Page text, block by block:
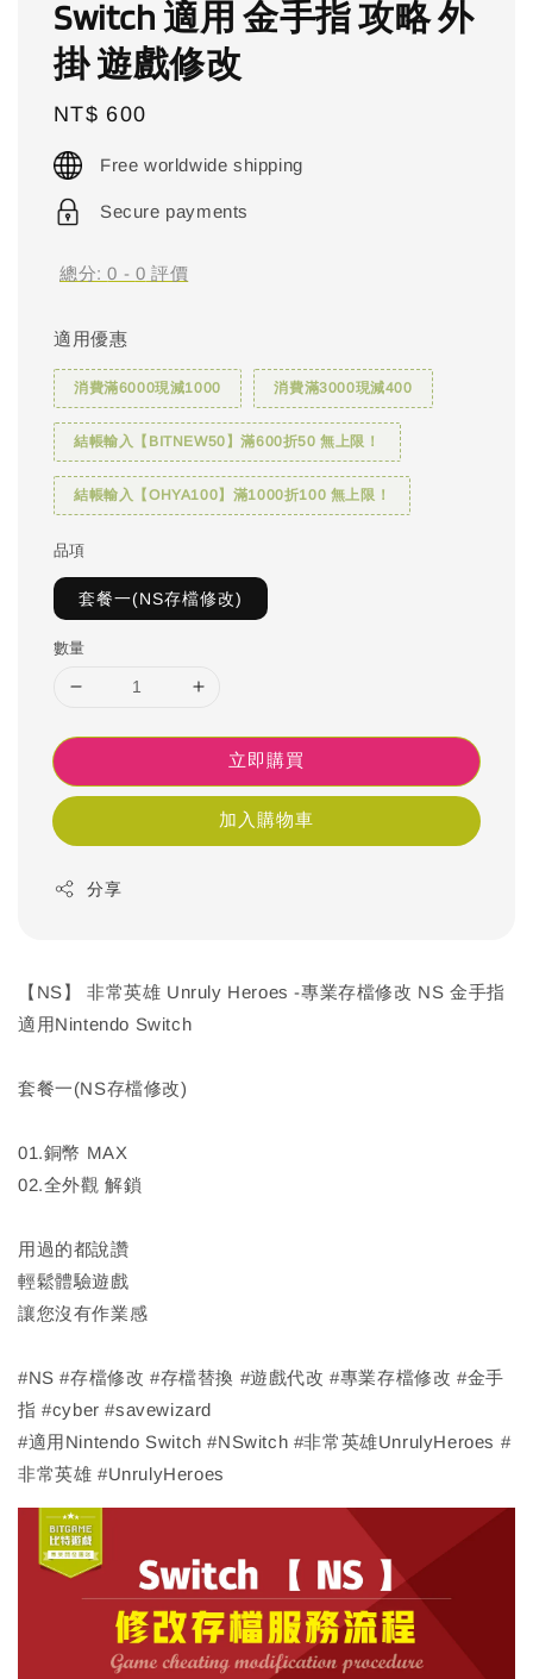
Switch 適用 金手指 攻略 外
掛 遊戲修改
Regular
price
NT$ 600
Free worldwide shipping
Secure payments
總分:0 - 0 評價
適用優惠
消費滿6000現減1000 消費滿3000現減400
結帳輸入【BITNEW50】滿600折50 無上限！
結帳輸入【OHYA100】滿1000折100 無上限！
品項
套餐一(NS存檔修改)
數量
立即購買
加入購物車
分享
【NS】 非常英雄 Unruly Heroes -專業存檔修改 NS 金手指
適用Nintendo Switch
套餐一(NS存檔修改)
01.銅幣 MAX
02.全外觀 解鎖
用過的都說讚
輕鬆體驗遊戲
讓您沒有作業感
#NS #存檔修改 #存檔替換 #遊戲代改 #專業存檔修改 #金手
指 #cyber #savewizard
#適用Nintendo Switch #NSwitch #非常英雄UnrulyHeroes #
非常英雄 #UnrulyHeroes